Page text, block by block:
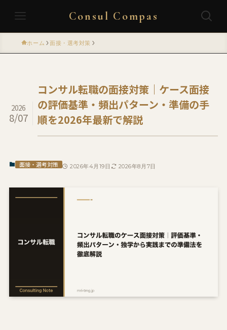
Consul Compas
ホーム 面接・選考対策
コンサル転職の面接対策｜ケース面接
の評価基準・頻出パターン・準備の手
順を2026年最新で解説
2026
8/07
面接・選考対策 2026年4月19日 2026年8月7日